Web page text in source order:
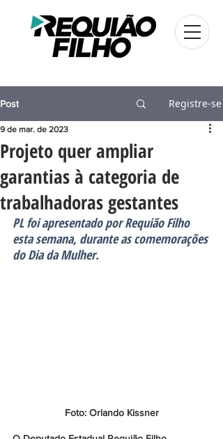
Post Registre-se
Projeto quer ampliar
garantias à categoria de
trabalhadoras gestantes
9 de mar. de 2023
PL foi apresentado por Requião Filho
esta semana, durante as comemorações
do Dia da Mulher.
Foto: Orlando Kissner